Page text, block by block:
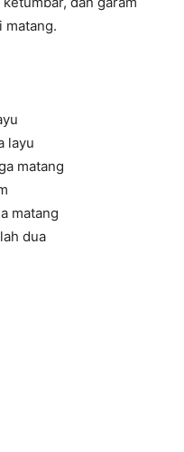
matang.
layu
matang
matang
dua